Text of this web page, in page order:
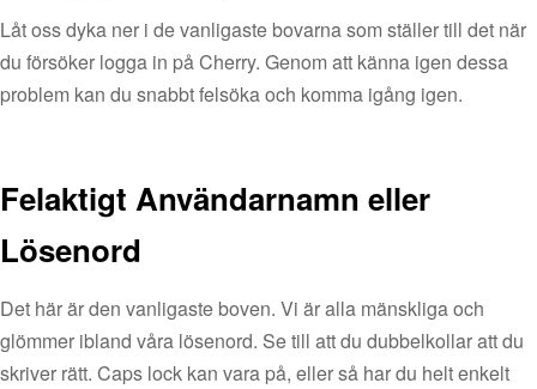
Låt oss dyka ner i de vanligaste bovarna som ställer till det när
du försöker logga in på Cherry. Genom att känna igen dessa
problem kan du snabbt felsöka och komma igång igen.
Felaktigt Användarnamn eller
Lösenord
Det här är den vanligaste boven. Vi är alla mänskliga och
glömmer ibland våra lösenord. Se till att du dubbelkollar att du
skriver rätt. Caps lock kan vara på, eller så har du helt enkelt